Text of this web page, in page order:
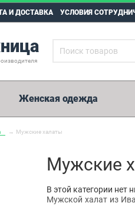
И ДОСТАВКА УСЛОВИЯ
Женская одежда
→ Мужские халаты
Мужские
В этой категории нет
Мужской халат из